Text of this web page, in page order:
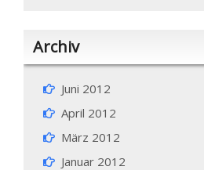
Archiv
Juni 2012
April 2012
März 2012
Januar 2012